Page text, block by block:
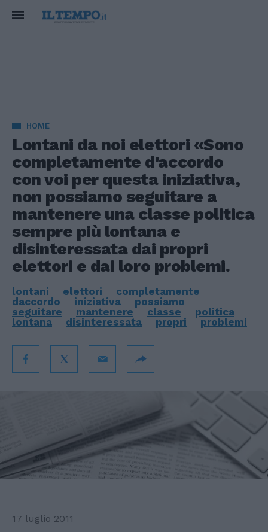
HOME
Lontani da noi elettori «Sono
completamente d'accordo
con voi per questa iniziativa,
non possiamo seguitare a
mantenere una classe politica
sempre più lontana e
disinteressata dai propri
elettori e dai loro problemi.
lontani elettori
completamente
daccordo
iniziativa
possiamo
seguitare
mantenere classe
politica
lontana
disinteressata propri problemi
17 luglio 2011